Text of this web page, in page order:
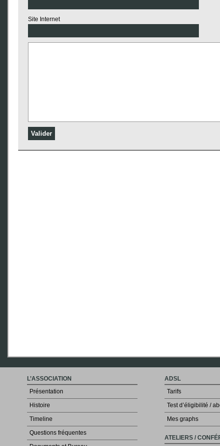
Site Internet
L’ASSOCIATION
Présentation
Histoire
Timeline
Questions fréquentes
ADSL
Tarifs
Test d’éligibilité /
Mes graphs
ATELIERS /